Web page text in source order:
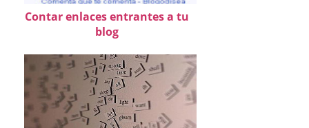
Contar enlaces entrantes a tu
blog